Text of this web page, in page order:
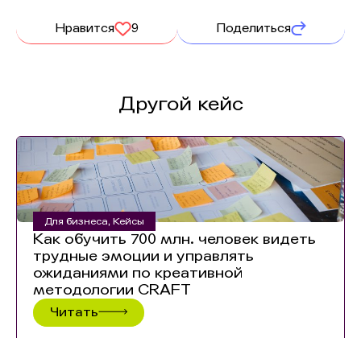
Нравится 9 Поделиться
Другой кейс
Для бизнеса, Кейсы
Как обучить 700 млн. человек видеть
трудные эмоции и управлять
ожиданиями по креативной
методологии CRAFT
Читать